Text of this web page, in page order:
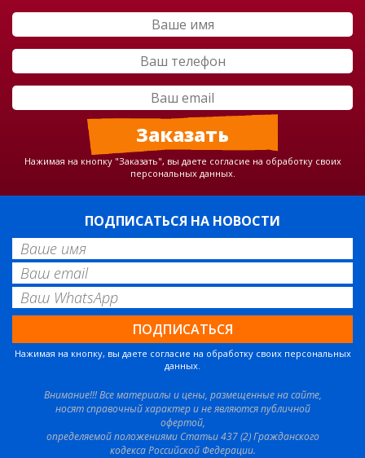
Нажимая на кнопку "Заказать", вы даете согласие на обработку своих
персональных данных.
ПОДПИСАТЬСЯ НА НОВОСТИ
Нажимая на кнопку, вы даете согласие на обработку своих персональных
данных.
Внимание!!! Все материалы и цены, размещенные на сайте,
носят справочный характер и не являются публичной
офертой,
определяемой положениями Статьи 437 (2) Гражданского
кодекса Российской Федерации.